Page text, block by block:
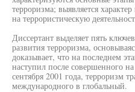
терроризма; выявляется
на террористическую
Диссертант выделяет пять
развития терроризма,
доказывает, что на последнем
наступил после совершенного
сентября 2001 года, терроризм
международного в глобальный.